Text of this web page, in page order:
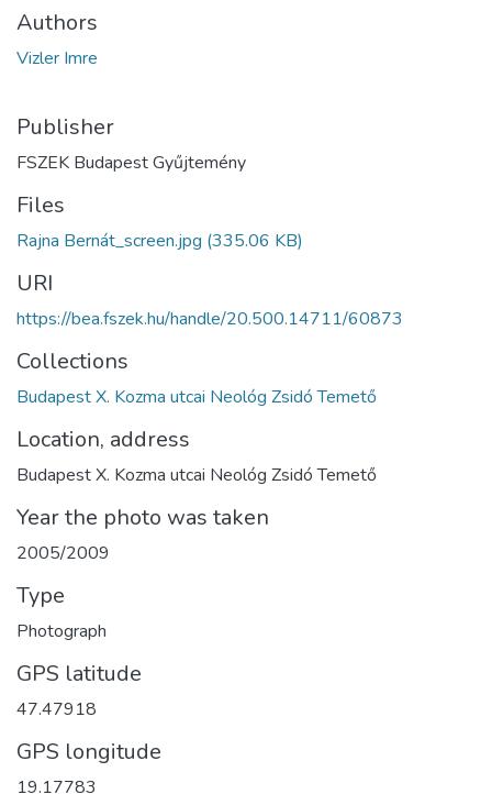
Authors
Vizler Imre
Publisher
FSZEK Budapest Gyűjtemény
Files
Rajna Bernát_screen.jpg (335.06 KB)
URI
https://bea.fszek.hu/handle/20.500.14711/60873
Collections
Budapest X. Kozma utcai Neológ Zsidó Temető
Location, address
Budapest X. Kozma utcai Neológ Zsidó Temető
Year the photo was taken
2005/2009
Type
Photograph
GPS latitude
47.47918
GPS longitude
19.17783